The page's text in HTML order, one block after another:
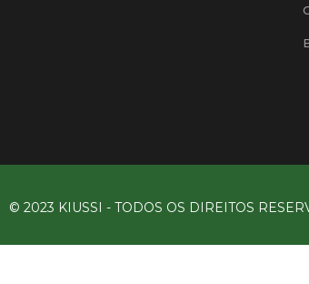
© 2023 KIUSSI - TODOS OS DIREITOS